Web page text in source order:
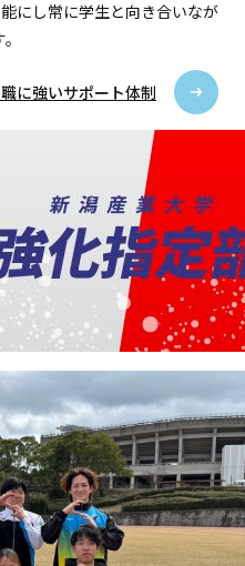
にし常に学生と向き合いなが
に強いサポート体制